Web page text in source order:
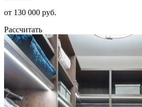
от 130 000 руб.
Рассчитать